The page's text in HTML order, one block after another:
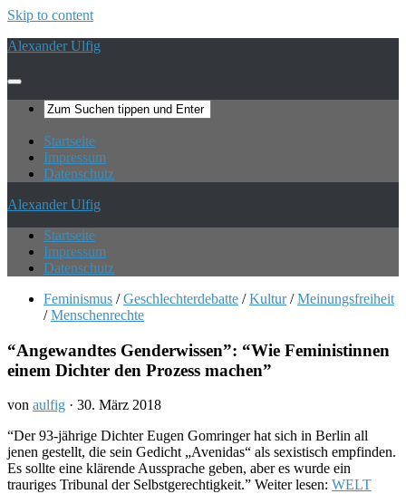
Skip to content
Alexander Ulfig
Startseite
Impressum
Datenschutz
Alexander Ulfig
Startseite
Impressum
Datenschutz
Feminismus / Geschlechterdebatte / Kultur / Meinungsfreiheit
/ Menschenrechte
“Angewandtes Genderwissen”: “Wie Feministinnen
einem Dichter den Prozess machen”
von aulfig · 30. März 2018
“Der 93-jährige Dichter Eugen Gomringer hat sich in Berlin all
jenen gestellt, die sein Gedicht „Avenidas“ als sexistisch empfinden.
Es sollte eine klärende Aussprache geben, aber es wurde ein
trauriges Tribunal der Selbstgerechtigkeit.” Weiter lesen: WELT